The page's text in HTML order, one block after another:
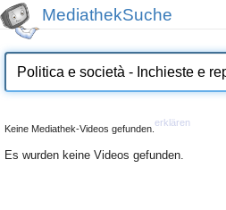
MediathekSuche
Keine Mediathek-Videos gefunden.
erklären
Es wurden keine Videos gefunden.